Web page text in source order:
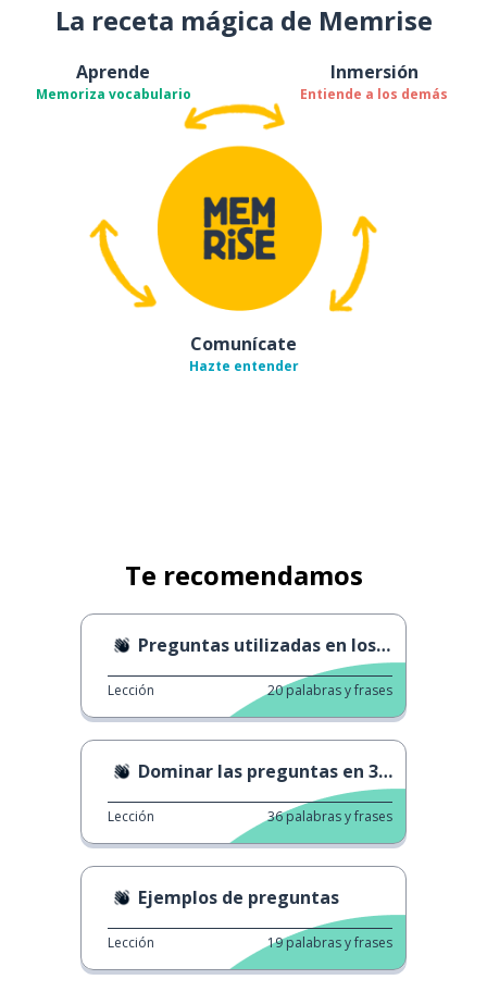
La receta mágica de Memrise
Aprende
Memoriza vocabulario
Inmersión
Entiende a los demás
Comunícate
Hazte entender
Te recomendamos
Preguntas utilizadas en los negocios
Lección 20palabras y frases
Dominar las preguntas en 3 minutos
Lección 36palabras y frases
Ejemplos de preguntas
Lección 19palabras y frases